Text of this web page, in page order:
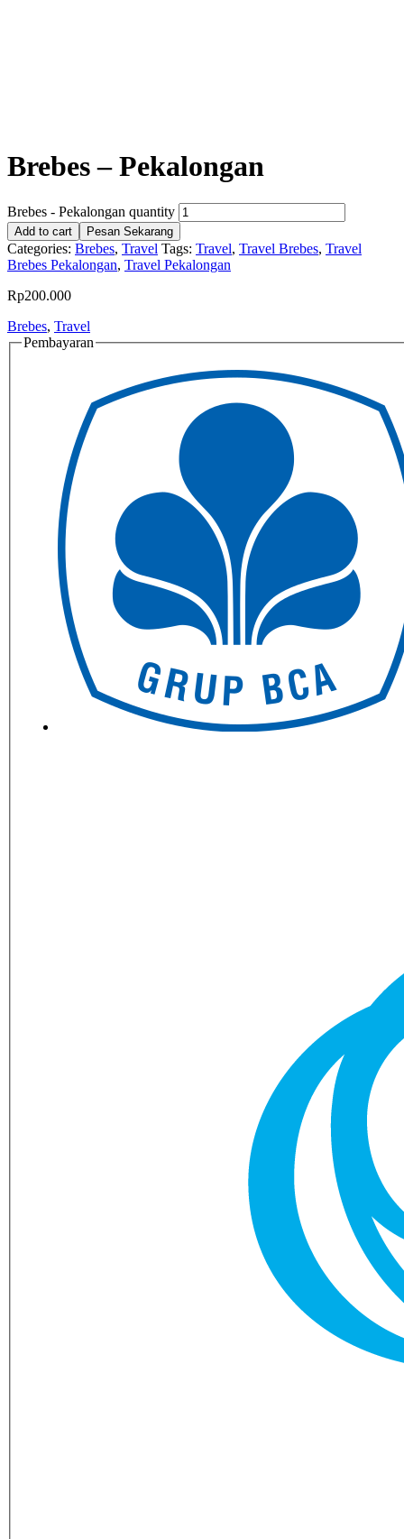
Brebes – Pekalongan
Brebes - Pekalongan quantity
Add to cart Pesan Sekarang
Categories: Brebes, Travel Tags: Travel, Travel Brebes, Travel
Brebes Pekalongan, Travel Pekalongan
Rp200.000
Brebes, Travel
Pembayaran